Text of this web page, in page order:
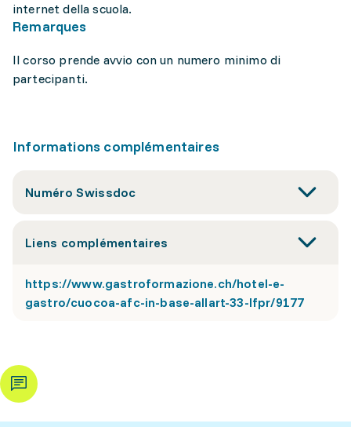
internet della scuola.
Remarques
Il corso prende avvio con un numero minimo di
partecipanti.
Informations complémentaires
Numéro Swissdoc
Liens complémentaires
https://www.gastroformazione.ch/hotel-e-
gastro/cuocoa-afc-in-base-allart-33-lfpr/9177